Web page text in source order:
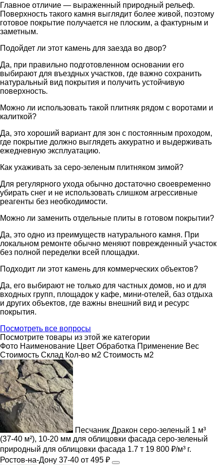
Главное отличие — выраженный природный рельеф.
Поверхность такого камня выглядит более живой, поэтому
готовое покрытие получается не плоским, а фактурным и
заметным.
Подойдет ли этот камень для заезда во двор?
Да, при правильно подготовленном основании его
выбирают для въездных участков, где важно сохранить
натуральный вид покрытия и получить устойчивую
поверхность.
Можно ли использовать такой плитняк рядом с воротами и
калиткой?
Да, это хороший вариант для зон с постоянным проходом,
где покрытие должно выглядеть аккуратно и выдерживать
ежедневную эксплуатацию.
Как ухаживать за серо-зеленым плитняком зимой?
Для регулярного ухода обычно достаточно своевременно
убирать снег и не использовать слишком агрессивные
реагенты без необходимости.
Можно ли заменить отдельные плиты в готовом покрытии?
Да, это одно из преимуществ натурального камня. При
локальном ремонте обычно меняют поврежденный участок
без полной переделки всей площадки.
Подходит ли этот камень для коммерческих объектов?
Да, его выбирают не только для частных домов, но и для
входных групп, площадок у кафе, мини-отелей, баз отдыха
и других объектов, где важны внешний вид и ресурс
покрытия.
Посмотреть все вопросы
Посмотрите товары из этой же категории
Фото Наименование Цвет Обработка Применение Вес
Cтоимость Склад Кол-во м2 Стоимость м2
Песчаник Дракон серо-зеленый 1 м³
(37-40 м²), 10-20 мм для облицовки фасада серо-зеленый
природный для облицовки фасада 1.7 т 19 800 ₽/м³ г.
Ростов-на-Дону 37-40 от 495 ₽